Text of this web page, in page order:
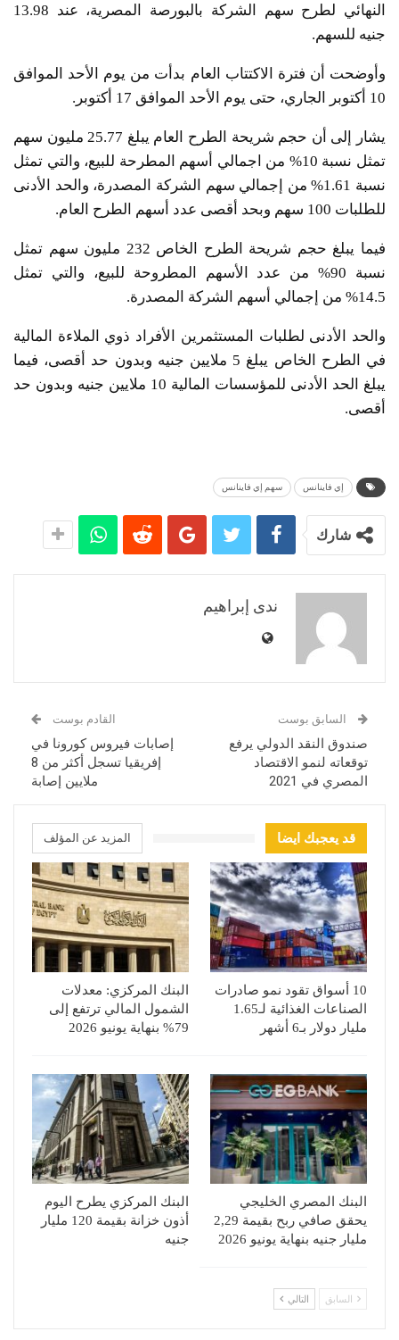
النهائي لطرح سهم الشركة بالبورصة المصرية، عند 13.98
جنيه للسهم.
وأوضحت أن فترة الاكتتاب العام بدأت من يوم الأحد الموافق
10 أكتوبر الجاري، حتى يوم الأحد الموافق 17 أكتوبر.
يشار إلى أن حجم شريحة الطرح العام يبلغ 25.77 مليون سهم
تمثل نسبة 10% من اجمالي أسهم المطرحة للبيع، والتي تمثل
نسبة 1.61% من إجمالي سهم الشركة المصدرة، والحد الأدنى
للطلبات 100 سهم وبحد أقصى عدد أسهم الطرح العام.
فيما يبلغ حجم شريحة الطرح الخاص 232 مليون سهم تمثل
نسبة 90% من عدد الأسهم المطروحة للبيع، والتي تمثل
14.5% من إجمالي أسهم الشركة المصدرة.
والحد الأدنى لطلبات المستثمرين الأفراد ذوي الملاءة المالية
في الطرح الخاص يبلغ 5 ملايين جنيه وبدون حد أقصى، فيما
يبلغ الحد الأدنى للمؤسسات المالية 10 ملايين جنيه وبدون حد
أقصى.
إي فاينانس سهم إي فاينانس
شارك
ندى إبراهيم
السابق بوست
صندوق النقد الدولي يرفع
توقعاته لنمو الاقتصاد
المصري في 2021
القادم بوست
إصابات فيروس كورونا في
إفريقيا تسجل أكثر من 8
ملايين إصابة
قد يعجبك ايضا المزيد عن المؤلف
10 أسواق تقود نمو صادرات
الصناعات الغذائية لـ1.65
مليار دولار بـ6 أشهر
البنك المركزي: معدلات
الشمول المالي ترتفع إلى
79% بنهاية يونيو 2026
البنك المصري الخليجي
يحقق صافي ربح بقيمة 2,29
مليار جنيه بنهاية يونيو 2026
البنك المركزي يطرح اليوم
أذون خزانة بقيمة 120 مليار
جنيه
السابق التالي